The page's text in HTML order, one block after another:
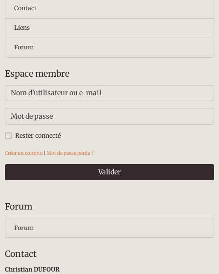
Contact
Liens
Forum
Espace membre
Rester connecté
Créer un compte | Mot de passe perdu ?
Valider
Forum
Forum
Contact
Christian DUFOUR